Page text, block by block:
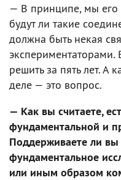
— В принципе, мы его
будут ли такие
должна быть некая
решить за пять лет. А
деле — это вопрос.
— Как вы считаете,
фундаментальной и
Поддерживаете ли
фундаментальное
или иным образом